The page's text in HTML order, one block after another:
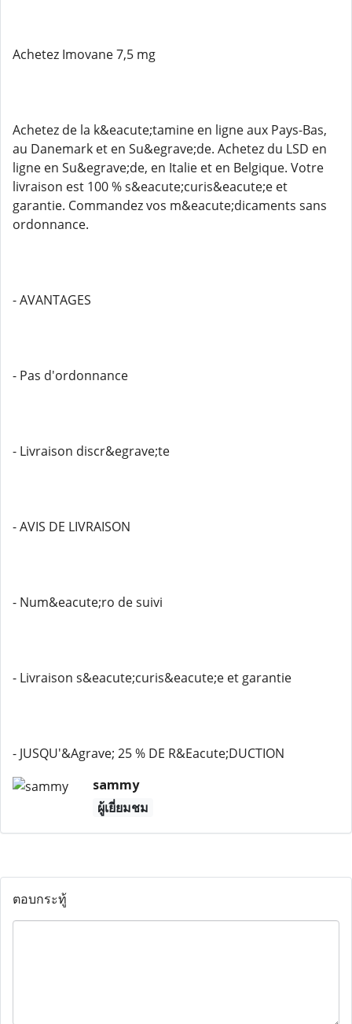
Achetez Imovane 7,5 mg
Achetez de la k&eacute;tamine en ligne aux Pays-Bas,
au Danemark et en Su&egrave;de. Achetez du LSD en
ligne en Su&egrave;de, en Italie et en Belgique. Votre
livraison est 100 % s&eacute;curis&eacute;e et
garantie. Commandez vos m&eacute;dicaments sans
ordonnance.
- AVANTAGES
- Pas d'ordonnance
- Livraison discr&egrave;te
- AVIS DE LIVRAISON
- Num&eacute;ro de suivi
- Livraison s&eacute;curis&eacute;e et garantie
- JUSQU'&Agrave; 25 % DE R&Eacute;DUCTION
sammy
ผู้เยี่ยมชม
ตอบกระทู้